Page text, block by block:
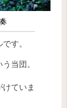
す。
当団。
ていま